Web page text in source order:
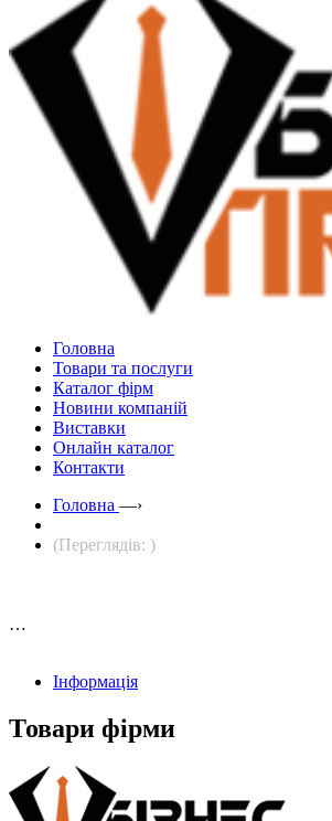
Головна
Товари та послуги
Каталог фірм
Новини компаній
Виставки
Онлайн каталог
Контакти
Головна —›
(Переглядів: )
…
Інформація
Товари фірми